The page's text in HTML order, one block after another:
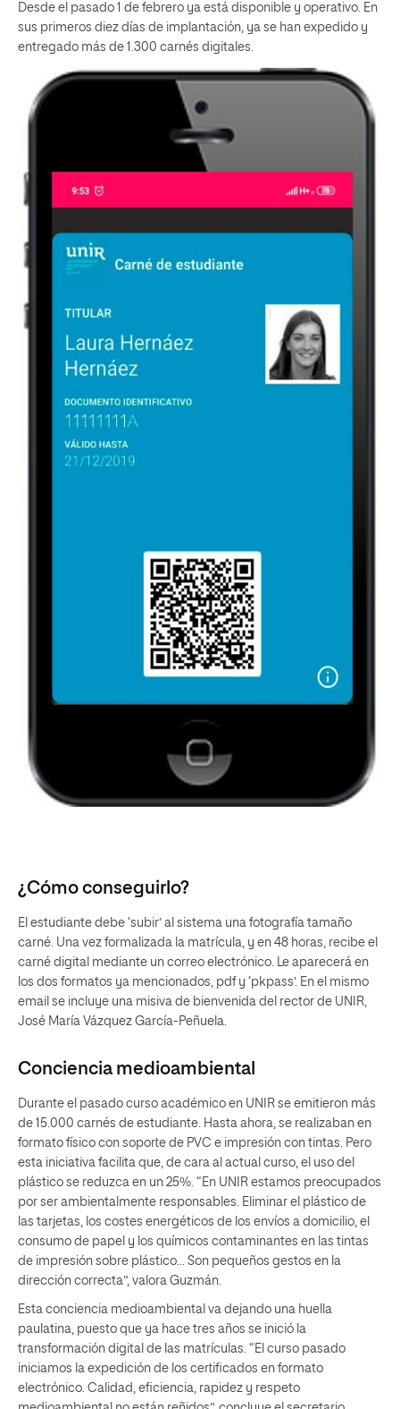
Desde el pasado 1 de febrero ya está disponible y operativo. En
sus primeros diez días de implantación, ya se han expedido y
entregado más de 1.300 carnés digitales.
¿Cómo conseguirlo?
El estudiante debe ‘subir’ al sistema una fotografía tamaño
carné. Una vez formalizada la matrícula, y en 48 horas, recibe el
carné digital mediante un correo electrónico. Le aparecerá en
los dos formatos ya mencionados, pdf y ‘pkpass’. En el mismo
email se incluye una misiva de bienvenida del rector de UNIR,
José María Vázquez García-Peñuela.
Conciencia medioambiental
Durante el pasado curso académico en UNIR se emitieron más
de 15.000 carnés de estudiante. Hasta ahora, se realizaban en
formato físico con soporte de PVC e impresión con tintas. Pero
esta iniciativa facilita que, de cara al actual curso, el uso del
plástico se reduzca en un 25%. “En UNIR estamos preocupados
por ser ambientalmente responsables. Eliminar el plástico de
las tarjetas, los costes energéticos de los envíos a domicilio, el
consumo de papel y los químicos contaminantes en las tintas
de impresión sobre plástico… Son pequeños gestos en la
dirección correcta”, valora Guzmán.
Esta conciencia medioambiental va dejando una huella
paulatina, puesto que ya hace tres años se inició la
transformación digital de las matrículas. “El curso pasado
iniciamos la expedición de los certificados en formato
electrónico. Calidad, eficiencia, rapidez y respeto